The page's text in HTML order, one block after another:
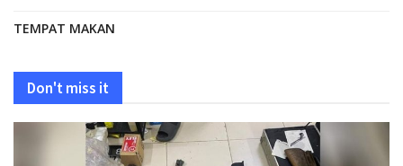
TEMPAT MAKAN
Don't miss it